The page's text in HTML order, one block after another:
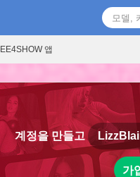
앱
계정을 만들고
가